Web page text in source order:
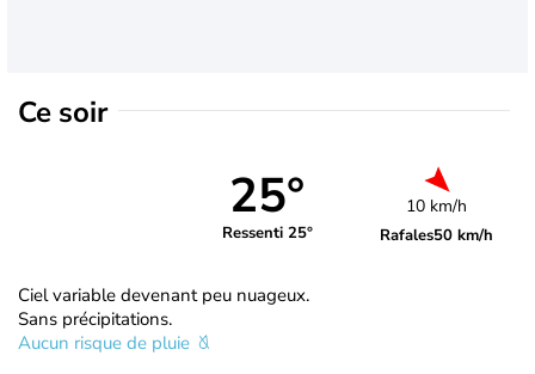
Ce soir
25°
Ressenti 25°
10 km/h
Rafales50 km/h
Ciel variable devenant peu nuageux.
Sans précipitations.
Aucun risque de pluie